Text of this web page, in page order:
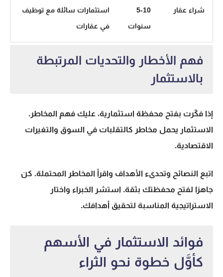
شراء عقار
5-10
سنوات
استثمارات سائلة مع توظيف
في عقارات
فهم الأخطار والتحديات المرتبطة
بالاستثمار
إذا فكّرت بفتح محفظة استثمارية، عليك فهم المخاطر.
الاستثمار يحمل مخاطر كالتقلبات في السوق والتغيرات
الاقتصادية.
اتبع النصائح وتحدىء الأهداف واقرأ المخاطر المحتملة. كن
جاهزا لفتح محفظتك بثقة. استشر الخبراء واختار
الاستراتيجية المناسبة لتحقيق أهدافك.
فوائد الاستثمار في الأسهم
كأوَّل خطوة نحو الثراء